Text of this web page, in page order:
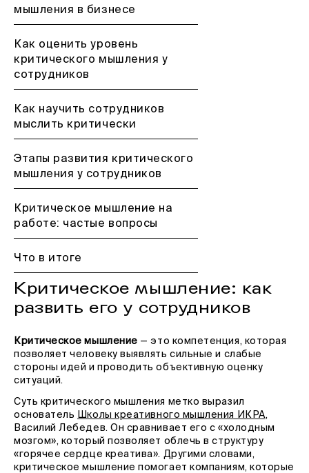
мышления в бизнесе
Как оценить уровень
критического мышления у
сотрудников
Как научить сотрудников
мыслить критически
Этапы развития критического
мышления у сотрудников
Критическое мышление на
работе: частые вопросы
Что в итоге
Критическое мышление: как
развить его у сотрудников
Критическое мышление — это компетенция, которая
позволяет человеку выявлять сильные и слабые
стороны идей и проводить объективную оценку
ситуаций.
Суть критического мышления метко выразил
основатель Школы креативного мышления ИКРА,
Василий Лебедев. Он сравнивает его с «холодным
мозгом», который позволяет облечь в структуру
«горячее сердце креатива». Другими словами,
критическое мышление помогает компаниям, которые